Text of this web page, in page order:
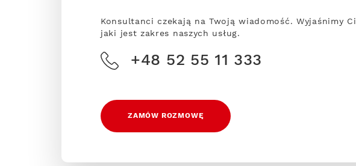
Konsultanci czekają na Twoją wiadomość. Wyjaśnimy Ci
jaki jest zakres naszych usług.
+48 52 55 11 333
ZAMÓW ROZMOWĘ